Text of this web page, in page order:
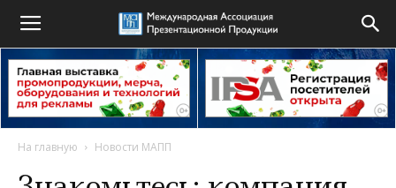
На главную Новости МАПП